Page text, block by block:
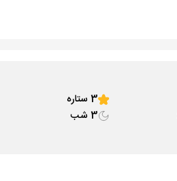
3 ستاره
3 شب